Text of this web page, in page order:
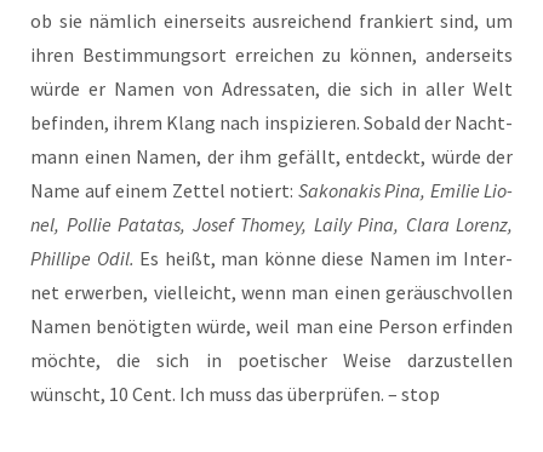
ob sie näm­lich einer­seits aus­rei­chend fran­kiert sind, um
ihren Bestim­mungs­ort errei­chen zu kön­nen, ander­seits
wür­de er Namen von Adres­sa­ten, die sich in aller Welt
befin­den, ihrem Klang nach inspi­zie­ren. Sobald der Nacht­
mann einen Namen, der ihm gefällt, ent­deckt, wür­de der
Name auf einem Zet­tel notiert: Sakona­kis Pina, Emi­lie Lio­
nel, Pol­lie Pata­tas, Josef Tho­mey, Lai­ly Pina, Cla­ra Lorenz,
Phil­li­pe Odil. Es heißt, man kön­ne die­se Namen im Inter­
net erwer­ben, viel­leicht, wenn man einen geräusch­vol­len
Namen benö­tig­ten wür­de, weil man eine Per­son erfin­den
möch­te, die sich in poe­ti­scher Wei­se dar­zu­stel­len
wünscht, 10 Cent. Ich muss das über­prü­fen. – stop